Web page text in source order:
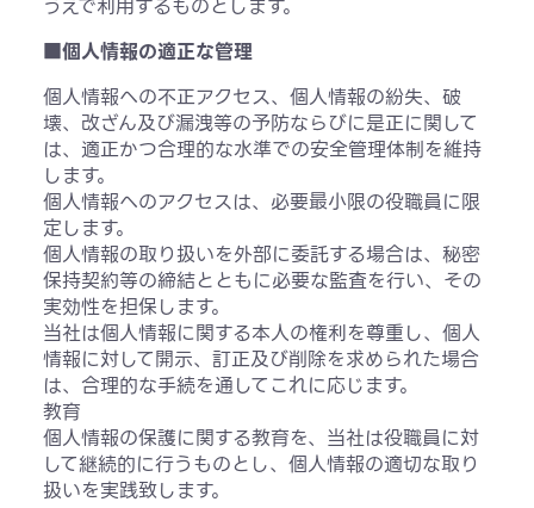
うえで利用するものとします。
■個人情報の適正な管理
個人情報への不正アクセス、個人情報の紛失、破
壊、改ざん及び漏洩等の予防ならびに是正に関して
は、適正かつ合理的な水準での安全管理体制を維持
します。
個人情報へのアクセスは、必要最小限の役職員に限
定します。
個人情報の取り扱いを外部に委託する場合は、秘密
保持契約等の締結とともに必要な監査を行い、その
実効性を担保します。
当社は個人情報に関する本人の権利を尊重し、個人
情報に対して開示、訂正及び削除を求められた場合
は、合理的な手続を通してこれに応じます。
教育
個人情報の保護に関する教育を、当社は役職員に対
して継続的に行うものとし、個人情報の適切な取り
扱いを実践致します。